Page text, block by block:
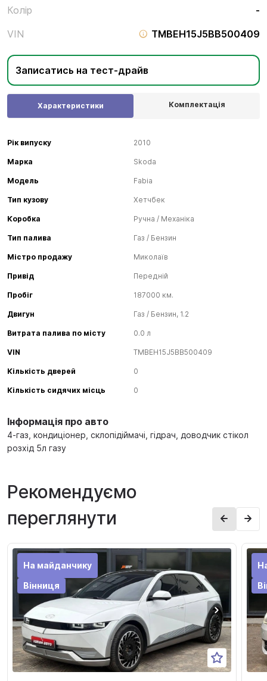
Колір
-
VIN
TMBEH15J5BB500409
Записатись на тест-драйв
Інформація про авто
4-газ, кондиціонер, склопідіймачі, гідрач, доводчик стікол
розхід 5л газу
Характеристики Комплектація
Рік випуску 2010
Марка Skoda
Модель Fabia
Тип кузову Хетчбек
Коробка Ручна / Механіка
Тип палива Газ / Бензин
Містро продажу Миколаїв
Привід Передній
Пробіг 187000 км.
Двигун Газ / Бензин, 1.2
Витрата палива по місту 0.0 л
VIN TMBEH15J5BB500409
Кількість дверей 0
Кількість сидячих місць 0
Рекомендуємо
переглянути
На майданчику
Вінниця